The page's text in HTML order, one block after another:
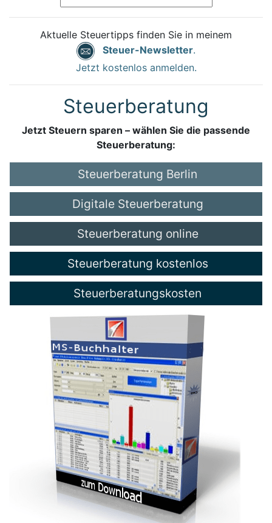
Aktuelle Steuertipps finden Sie in meinem
Steuer-Newsletter.
Jetzt kostenlos anmelden.
Steuerberatung
Jetzt Steuern sparen – wählen Sie die passende
Steuerberatung:
Steuerberatung Berlin
Digitale Steuerberatung
Steuerberatung online
Steuerberatung kostenlos
Steuerberatungskosten